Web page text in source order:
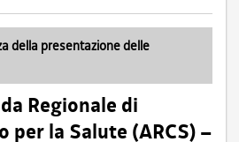
della presentazione delle
Regionale di
per la Salute (ARCS) –